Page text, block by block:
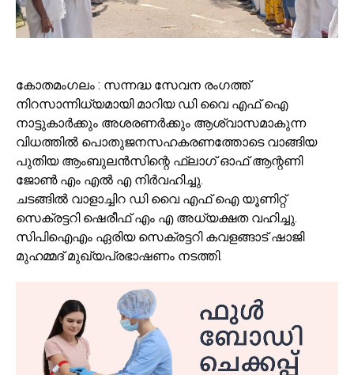
കോതമംഗലം : സന്നദ്ധ സേവന രംഗത്ത്
നിറസാന്നിധ്യമായി മാറിയ ഡി വൈ എഫ് ഐ
നാട്ടുകാർക്കും അശരണർക്കും ആശ്വാസമാകുന്ന
വിധത്തിൽ പൊതുജനസഹകരണത്തോടെ വാങ്ങിയ
പുതിയ ആംബുലൻസിന്റെ ഫ്ലാഗ് ഓഫ് ആന്റണി
ജോൺ എം എൽ എ നിർവഹിച്ചു.
ചടങ്ങിൽ വാളാച്ചിറ ഡി വൈ എഫ് ഐ യൂണിറ്റ്
സെക്രട്ടറി ഷെരീഫ് എം എ അധ്യക്ഷത വഹിച്ചു.
സിപിഐഎം ഏരിയ സെക്രട്ടറി കവളങ്ങാട് ഷാജി
മുഹമ്മദ് മുഖ്യപ്രഭാഷണം നടത്തി.